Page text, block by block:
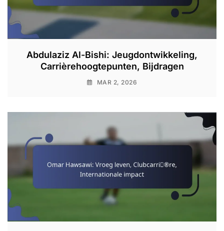
Abdulaziz Al-Bishi: Jeugdontwikkeling,
Carrièrehoogtepunten, Bijdragen
MAR 2, 2026